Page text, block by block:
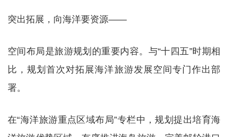
突出拓展，向海洋要资源——
空间布局是旅游规划的重要内容。与“十四五”时期相
比，规划首次对拓展海洋旅游发展空间专门作出部
署。
在“海洋旅游重点区域布局”专栏中，规划提出培育海